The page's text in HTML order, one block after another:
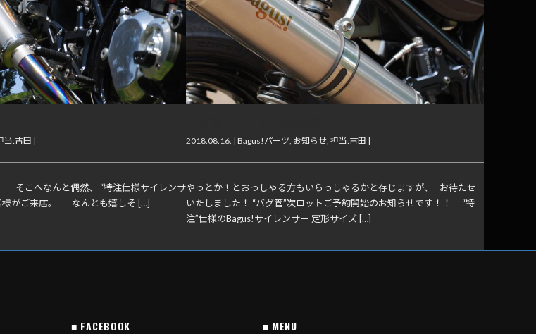
当:古田 |
そこへなんと偶然、 “特注仕様サイレンサ
様がご来店。 なんとも嬉しそ […]
2018.08.16. |Bagus!パーツ, お知らせ,担当:古田 |
やっとか！とおっしゃる方もいらっしゃるかと存じますが、 お待たせ
いたしました！ “バグ管”次ロットご予約開始のお知らせです！！ “特
注”仕様のBagus!サイレンサー 定形サイズ […]
■ FACEBOOK ■ MENU